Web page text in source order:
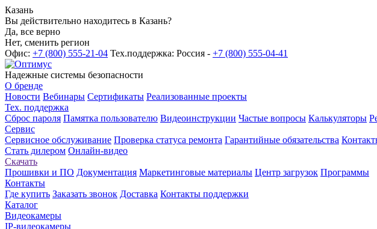
Казань
Вы действительно находитесь в Казань?
Да, все верно
Нет, сменить регион
Офис: +7 (800) 555-21-04 Тех.поддержка: Россия - +7 (800) 555-04-41
Надежные системы безопасности
О бренде
Новости Вебинары Сертификаты Реализованные проекты
Тех. поддержка
Сброс пароля Памятка пользователю Видеоинструкции Частые вопросы Калькуляторы
Сервис
Сервисное обслуживание Проверка статуса ремонта Гарантийные обязательства
Стать дилером Онлайн-видео
Скачать
Прошивки и ПО Документация Маркетинговые материалы Центр загрузок Программы
Контакты
Где купить Заказать звонок Доставка Контакты поддержки
Каталог
Видеокамеры
IP-видеокамеры